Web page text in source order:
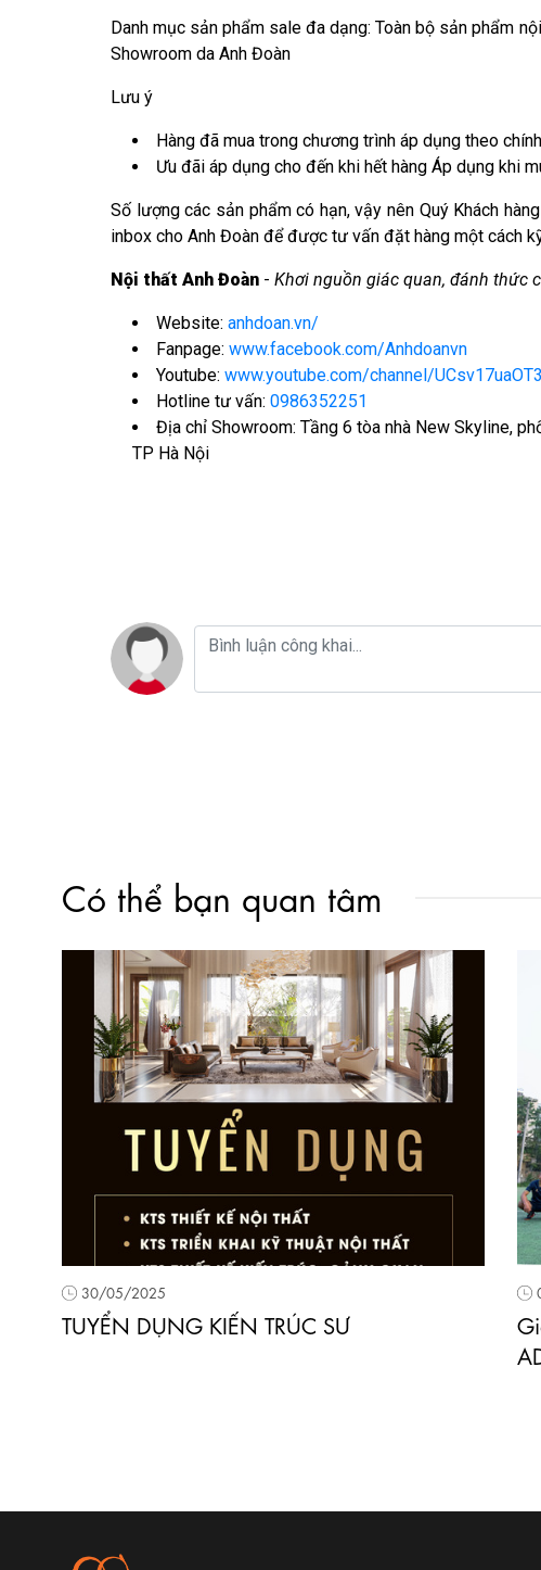
Danh mục sản phẩm sale đa dạng: Toàn bộ sản phẩm
Showroom da Anh Đoàn
Lưu ý
Hàng đã mua trong chương trình áp dụng theo
Ưu đãi áp dụng cho đến khi hết hàng Áp dụng khi
Số lượng các sản phẩm có hạn, vậy nên Quý Khách
inbox cho Anh Đoàn để được tư vấn đặt hàng một cách
Nội thất Anh Đoàn - Khơi nguồn giác quan, đánh thức
Website: anhdoan.vn/
Fanpage: www.facebook.com/Anhdoanvn
Youtube: www.youtube.com/channel/
Hotline tư vấn: 0986352251
Địa chỉ Showroom: Tầng 6 tòa nhà New Skyline,
TP Hà Nội
Có thể bạn quan tâm
30/05/2025
TUYỂN DỤNG KIẾN TRÚC SƯ